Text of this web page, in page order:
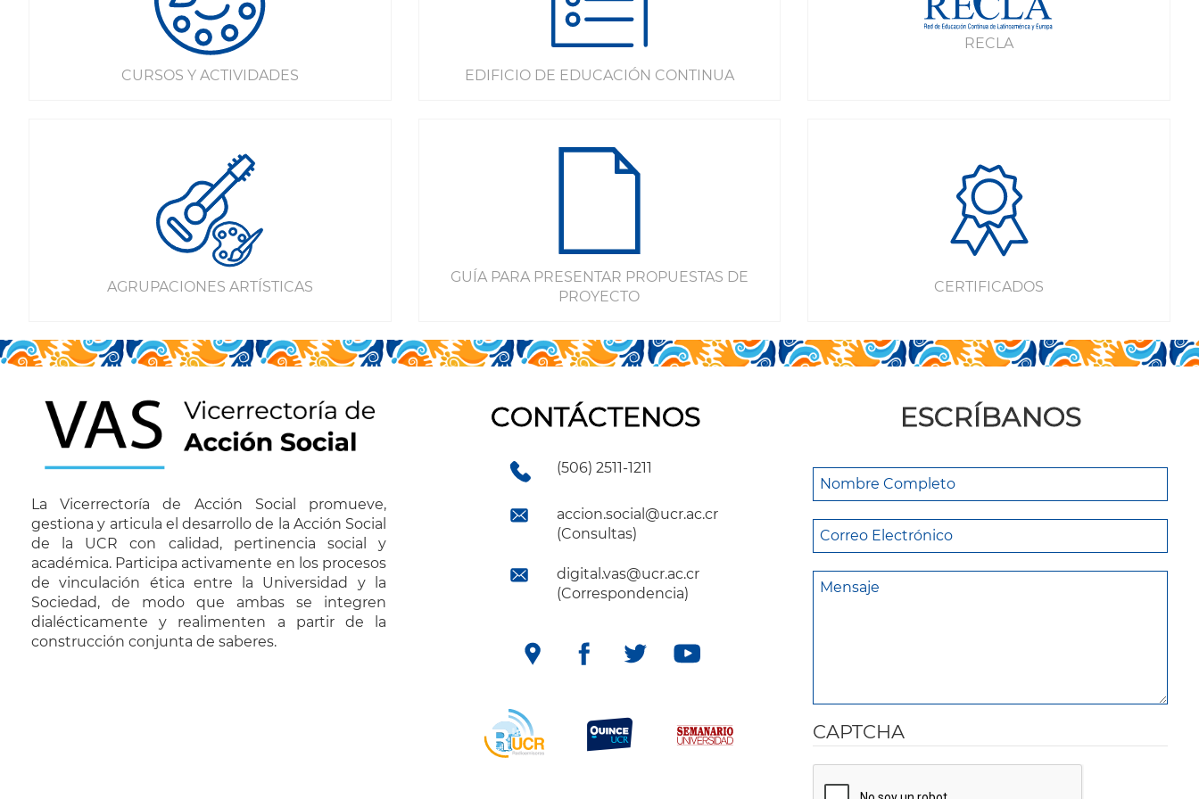
CURSOS Y ACTIVIDADES EDIFICIO DE EDUCACIÓN CONTINUA
RECLA
AGRUPACIONES ARTÍSTICAS
GUÍA PARA PRESENTAR PROPUESTAS DE
PROYECTO
CERTIFICADOS
La Vicerrectoría de Acción Social promueve,
gestiona y articula el desarrollo de la Acción Social
de la UCR con calidad, pertinencia social y
académica. Participa activamente en los procesos
de vinculación ética entre la Universidad y la
Sociedad, de modo que ambas se integren
dialécticamente y realimenten a partir de la
construcción conjunta de saberes.
CONTÁCTENOS
(506) 2511-1211
accion.social@ucr.ac.cr
(Consultas)
digital.vas@ucr.ac.cr
(Correspondencia)
ESCRÍBANOS
CAPTCHA